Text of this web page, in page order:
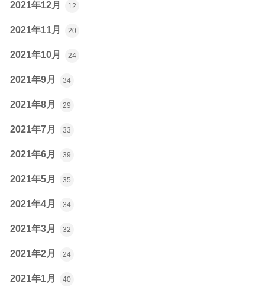
2021年12月 12
2021年11月 20
2021年10月 24
2021年9月 34
2021年8月 29
2021年7月 33
2021年6月 39
2021年5月 35
2021年4月 34
2021年3月 32
2021年2月 24
2021年1月 40